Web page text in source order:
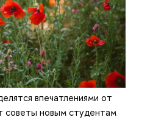
впечатлениями от
советы новым студентам